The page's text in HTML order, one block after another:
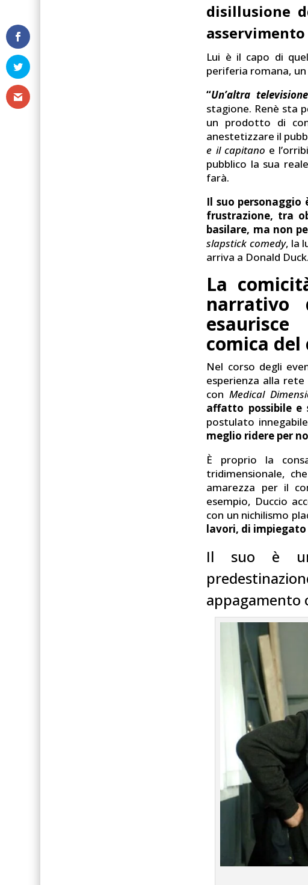
disillusione
Lui è il capo di
periferia romana,
“Un’altra
stagione. Renè sta
un prodotto di
anestetizzare il
e il capitano e
pubblico la sua
farà.
Il suo
frustrazione, tra
basilare, ma non
slapstick comedy, la
arriva a Donald Duck.
La
narrativo
comica
Nel corso degli
esperienza alla
con Medical
affatto possibile e
postulato
meglio ridere per
È proprio la
tridimensionale,
amarezza per il
esempio, Duccio
con un nichilismo
lavori, di
Il suo è un
appagamento